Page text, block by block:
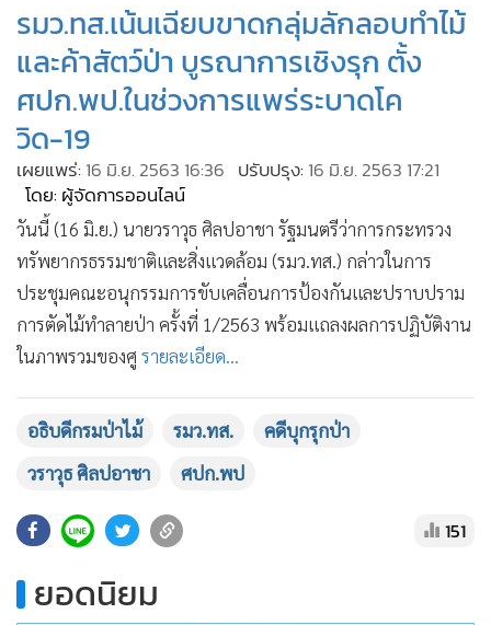
• การเมือง
• ท่องเที่ยว
• กีฬา
• ต่างประเทศ
• Special Scoop
เศรษฐกิจ-ธุรกิจ
• จีน
• ชุมชน-คุณภาพชีวิต
• อาชญากรรม
•
SMEs
หุ้น
อินโดจีน
• กองทุนรวม
•
Celeb Online
• Factcheck
รมว.ทส.เน้นเฉียบขาดกลุ่มลักลอบทำไม้
และค้าสัตว์ป่า บูรณาการเชิงรุก ตั้ง
ศปก.พป.ในช่วงการแพร่ระบาดโค
วิด-19
เผยแพร่: 16 มิ.ย. 2563 16:36 ปรับปรุง: 16 มิ.ย. 2563 17:21
โดย: ผู้จัดการออนไลน์
วันนี้ (16 มิ.ย.) นายวราวุธ ศิลปอาชา รัฐมนตรีว่าการกระทรวง
ทรัพยากรธรรมชาติและสิ่งแวดล้อม (รมว.ทส.) กล่าวในการ
ประชุมคณะอนุกรรมการขับเคลื่อนการป้องกันและปราบปราม
การตัดไม้ทำลายป่า ครั้งที่ 1/2563 พร้อมแถลงผลการปฏิบัติงาน
ในภาพรวมของศู รายละเอียด...
อธิบดีกรมป่าไม้ รมว.ทส.
คดีบุกรุกป่า
วราวุธ ศิลปอาชา
ศปก.พป
151
ยอดนิยม